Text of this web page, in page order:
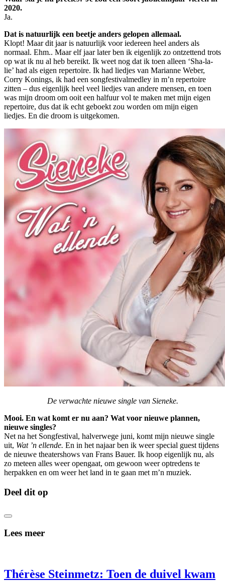
2020.
Ja.
Dat is natuurlijk een beetje anders gelopen allemaal.
Klopt! Maar dit jaar is natuurlijk voor iedereen heel anders als
normaal. Ehm.. Maar elf jaar later ben ik eigenlijk zo ontzettend trots
op wat ik nu al heb bereikt. Ik weet nog dat ik toen alleen ‘Sha-la-
lie’ had als eigen repertoire. Ik had liedjes van Marianne Weber,
Corry Konings, ik had een songfestivalmedley in m’n repertoire
zitten – dus eigenlijk heel veel liedjes van andere mensen, en toen
was mijn droom om ooit een halfuur vol te maken met mijn eigen
repertoire, dus dat ik echt geboekt zou worden om mijn eigen
liedjes. En die droom is uitgekomen.
De verwachte nieuwe single van Sieneke.
Mooi. En wat komt er nu aan? Wat voor nieuwe plannen,
nieuwe singles?
Net na het Songfestival, halverwege juni, komt mijn nieuwe single
uit, Wat ’n ellende. En in het najaar ben ik weer special guest tijdens
de nieuwe theatershows van Frans Bauer. Ik hoop eigenlijk nu, als
zo meteen alles weer opengaat, om gewoon weer optredens te
herpakken en om weer het land in te gaan met m’n muziek.
Deel dit op
Lees meer
Thérèse Steinmetz: Toen de duivel kwam